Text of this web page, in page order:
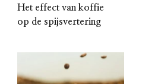
Het effect van koffie
op de spijsvertering